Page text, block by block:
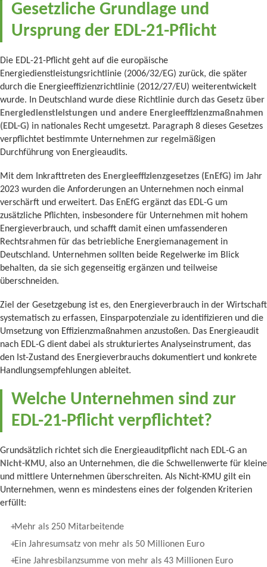
Gesetzliche Grundlage und
Ursprung der EDL-21-Pflicht
Die EDL-21-Pflicht geht auf die europäische
Energiedienstleistungsrichtlinie (2006/32/EG) zurück, die später
durch die Energieeffizienzrichtlinie (2012/27/EU) weiterentwickelt
wurde. In Deutschland wurde diese Richtlinie durch das Gesetz über
Energiedienstleistungen und andere Energieeffizienzmaßnahmen
(EDL-G) in nationales Recht umgesetzt. Paragraph 8 dieses Gesetzes
verpflichtet bestimmte Unternehmen zur regelmäßigen
Durchführung von Energieaudits.
Mit dem Inkrafttreten des Energieeffizienzgesetzes (EnEfG) im Jahr
2023 wurden die Anforderungen an Unternehmen noch einmal
verschärft und erweitert. Das EnEfG ergänzt das EDL-G um
zusätzliche Pflichten, insbesondere für Unternehmen mit hohem
Energieverbrauch, und schafft damit einen umfassenderen
Rechtsrahmen für das betriebliche Energiemanagement in
Deutschland. Unternehmen sollten beide Regelwerke im Blick
behalten, da sie sich gegenseitig ergänzen und teilweise
überschneiden.
Ziel der Gesetzgebung ist es, den Energieverbrauch in der Wirtschaft
systematisch zu erfassen, Einsparpotenziale zu identifizieren und die
Umsetzung von Effizienzmaßnahmen anzustoßen. Das Energieaudit
nach EDL-G dient dabei als strukturiertes Analyseinstrument, das
den Ist-Zustand des Energieverbrauchs dokumentiert und konkrete
Handlungsempfehlungen ableitet.
Welche Unternehmen sind zur
EDL-21-Pflicht verpflichtet?
Grundsätzlich richtet sich die Energieauditpflicht nach EDL-G an
Nicht-KMU, also an Unternehmen, die die Schwellenwerte für kleine
und mittlere Unternehmen überschreiten. Als Nicht-KMU gilt ein
Unternehmen, wenn es mindestens eines der folgenden Kriterien
erfüllt:
Mehr als 250 Mitarbeitende
Ein Jahresumsatz von mehr als 50 Millionen Euro
Eine Jahresbilanzsumme von mehr als 43 Millionen Euro